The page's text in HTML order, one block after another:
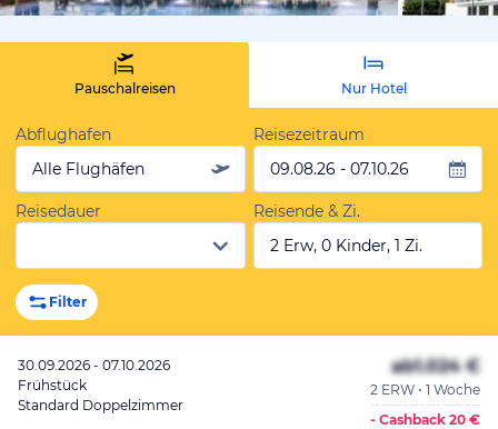
Pauschalreisen Nur Hotel
Abflughafen
Alle Flughäfen
Reisezeitraum
09.08.26 - 07.10.26
Reisedauer
Reisende & Zi.
2 Erw, 0 Kinder, 1 Zi.
Filter
30.09.2026 - 07.10.2026
Frühstück
Standard Doppelzimmer
ab1.024 €
2 ERW • 1 Woche
- Cashback 20 €